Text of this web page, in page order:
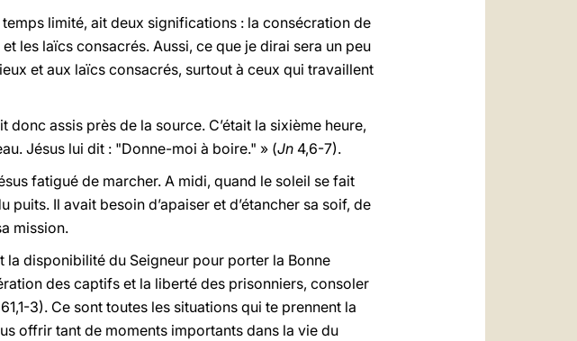
limité, ait deux significations : la consécration de
les laïcs consacrés. Aussi, ce que je dirai sera un peu
et aux laïcs consacrés, surtout à ceux qui travaillent
assis près de la source. C’était la sixième heure,
Jésus lui dit : "Donne-moi à boire." » (Jn 4,6-7).
fatigué de marcher. A midi, quand le soleil se fait
Il avait besoin d’apaiser et d’étancher sa soif, de
mission.
disponibilité du Seigneur pour porter la Bonne
des captifs et la liberté des prisonniers, consoler
61,1-3). Ce sont toutes les situations qui te prennent la
offrir tant de moments importants dans la vie du